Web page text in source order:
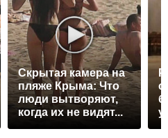
Скрытая камера на
пляже Крыма: Что
люди вытворяют,
когда их не видят...